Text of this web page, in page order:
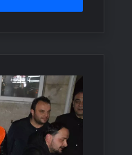
14.14 Çift
Yorumlanır?